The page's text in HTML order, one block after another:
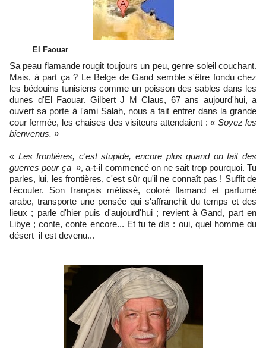
El Faouar
Sa peau flamande rougit toujours un peu, genre soleil couchant.
Mais, à part ça ? Le Belge de Gand semble s'être fondu chez
les bédouins tunisiens comme un poisson des sables dans les
dunes d'El Faouar. Gilbert J M Claus, 67 ans aujourd'hui, a
ouvert sa porte à l'ami Salah, nous a fait entrer dans la grande
cour fermée, les chaises des visiteurs attendaient :« Soyez les
bienvenus. »
« Les frontières, c'est stupide, encore plus quand on fait des
guerres pour ça », a-t-il commencé on ne sait trop pourquoi. Tu
parles, lui, les frontières, c'est sûr qu'il ne connaît pas ! Suffit de
l'écouter. Son français métissé, coloré flamand et parfumé
arabe, transporte une pensée qui s'affranchit du temps et des
lieux ; parle d'hier puis d'aujourd'hui ; revient à Gand, part en
Libye ; conte, conte encore... Et tu te dis : oui, quel homme du
désert il est devenu...